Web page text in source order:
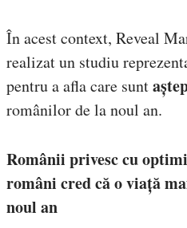
În acest context, Reveal
realizat un studiu
pentru a afla care sunt
românilor de la noul an.
Românii privesc cu
români cred că o viață
noul an